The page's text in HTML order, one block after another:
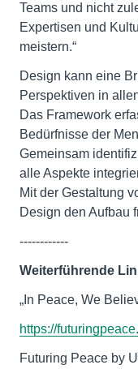
Teams und nicht
Expertisen und
meistern.“
Design kann eine
Perspektiven in
Das Framework
Bedürfnisse der
Gemeinsam
alle Aspekte
Mit der Gestaltung
Design den Aufbau
------------
Weiterführende
„In Peace, We
https://
Futuring Peace by